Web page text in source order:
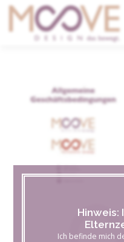
content
Hinweis:
Ich befinde mich